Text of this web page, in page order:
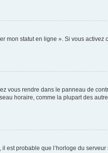
mon statut en ligne ». Si vous
vous rendre dans le panneau de
horaire, comme la plupart des
est probable que l’horloge du